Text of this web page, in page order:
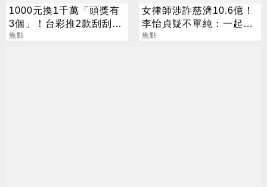
1000元換1千萬「頭獎有
3個」！台彩推2款刮刮樂
總獎金逾33億
焦點
女律師涉詐慈濟10.6億！
李怡貞疑不單純：一起洗
錢？
焦點